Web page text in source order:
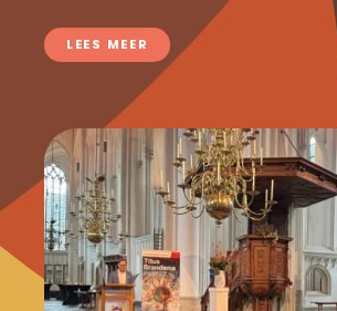
LEES MEER